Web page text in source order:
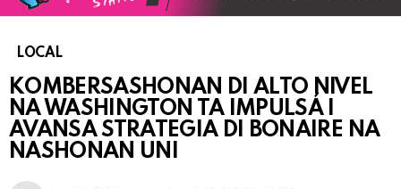
LOCAL
KOMBERSASHONAN DI ALTO NIVEL
NA WASHINGTON TA IMPULSÁ I
AVANSA STRATEGIA DI BONAIRE NA
NASHONAN UNI